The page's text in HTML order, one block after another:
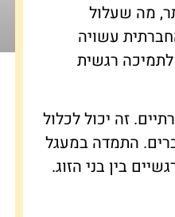
מה שעלול
עשויה
רגשית
זה יכול לכלול
התמדה במעגל
בין בני הזוג.